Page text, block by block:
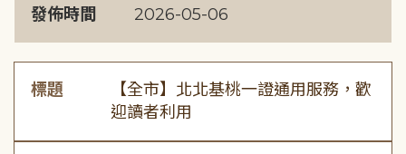
發佈時間 2026-05-06
標題
【全市】北北基桃一證通用服務，歡
迎讀者利用